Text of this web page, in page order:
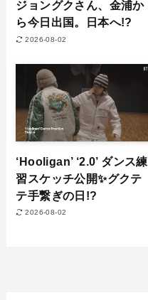
ジョングクさん、金浦か
ら今日出国。日本へ!?
2026-08-02
‘Hooligan’ ‘2.0’ ダンス練
習スケッチ公開✨グクテ
テ手繋ぎの日!?
2026-08-02